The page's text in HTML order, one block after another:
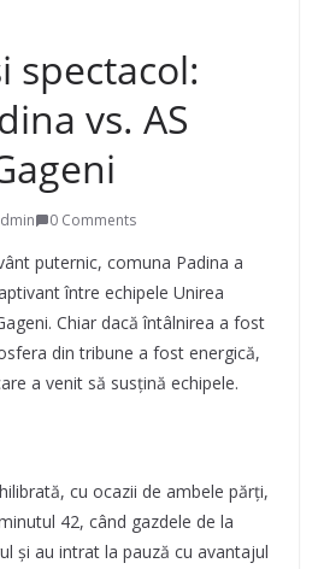
spectacol:
vs. AS
0 Comments
puternic, comuna Padina a
între echipele Unirea
Chiar dacă întâlnirea a fost
din tribune a fost energică,
a venit să susțină echipele.
cu ocazii de ambele părți,
42, când gazdele de la
și au intrat la pauză cu avantajul